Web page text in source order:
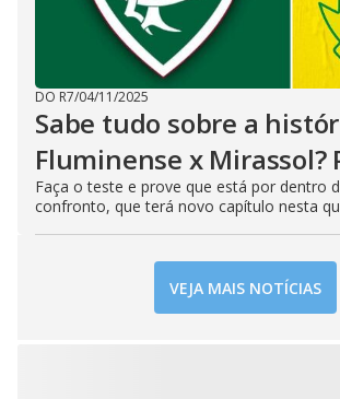
DO R7/04/11/2025
Sabe tudo sobre a
Fluminense x Mirassol?
Faça o teste e prove que está por dentro
confronto, que terá novo capítulo nesta
VEJA MAIS NOTÍCIAS